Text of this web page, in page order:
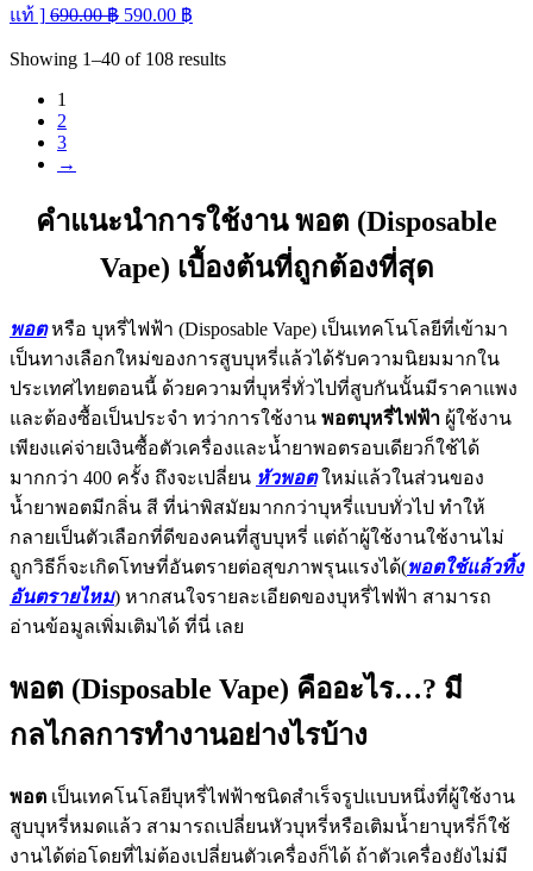
แท้ ] 690.00฿ 590.00 ฿
Showing 1–40 of 108 results
1
2
3
→
คำแนะนำการใช้งาน พอต (Disposable
Vape) เบื้องต้นที่ถูกต้องที่สุด
พอตหรือ บุหรี่ไฟฟ้า (Disposable Vape) เป็นเทคโนโลยีที่เข้ามา
เป็นทางเลือกใหม่ของการสูบบุหรี่แล้วได้รับความนิยมมากใน
ประเทศไทยตอนนี้ ด้วยความที่บุหรี่ทั่วไปที่สูบกันนั้นมีราคาแพง
และต้องซื้อเป็นประจำ ทว่าการใช้งาน พอตบุหรี่ไฟฟ้า ผู้ใช้งาน
เพียงแค่จ่ายเงินซื้อตัวเครื่องและน้ำยาพอตรอบเดียวก็ใช้ได้
มากกว่า 400 ครั้ง ถึงจะเปลี่ยน หัวพอตใหม่แล้วในส่วนของ
น้ำยาพอตมีกลิ่น สี ที่น่าพิสมัยมากกว่าบุหรี่แบบทั่วไป ทำให้
กลายเป็นตัวเลือกที่ดีของคนที่สูบบุหรี่ แต่ถ้าผู้ใช้งานใช้งานไม่
ถูกวิธีก็จะเกิดโทษที่อันตรายต่อสุขภาพรุนแรงได้(พอตใช้แล้วทิ้ง
อันตรายไหม) หากสนใจรายละเอียดของบุหรี่ไฟฟ้า สามารถ
อ่านข้อมูลเพิ่มเติมได้ ที่นี่ เลย
พอต (Disposable Vape) คืออะไร…? มี
กลไกลการทำงานอย่างไรบ้าง
พอต เป็นเทคโนโลยีบุหรี่ไฟฟ้าชนิดสำเร็จรูปแบบหนึ่งที่ผู้ใช้งาน
สูบบุหรี่หมดแล้ว สามารถเปลี่ยนหัวบุหรี่หรือเติมน้ำยาบุหรี่ก็ใช้
งานได้ต่อโดยที่ไม่ต้องเปลี่ยนตัวเครื่องก็ได้ ถ้าตัวเครื่องยังไม่มี